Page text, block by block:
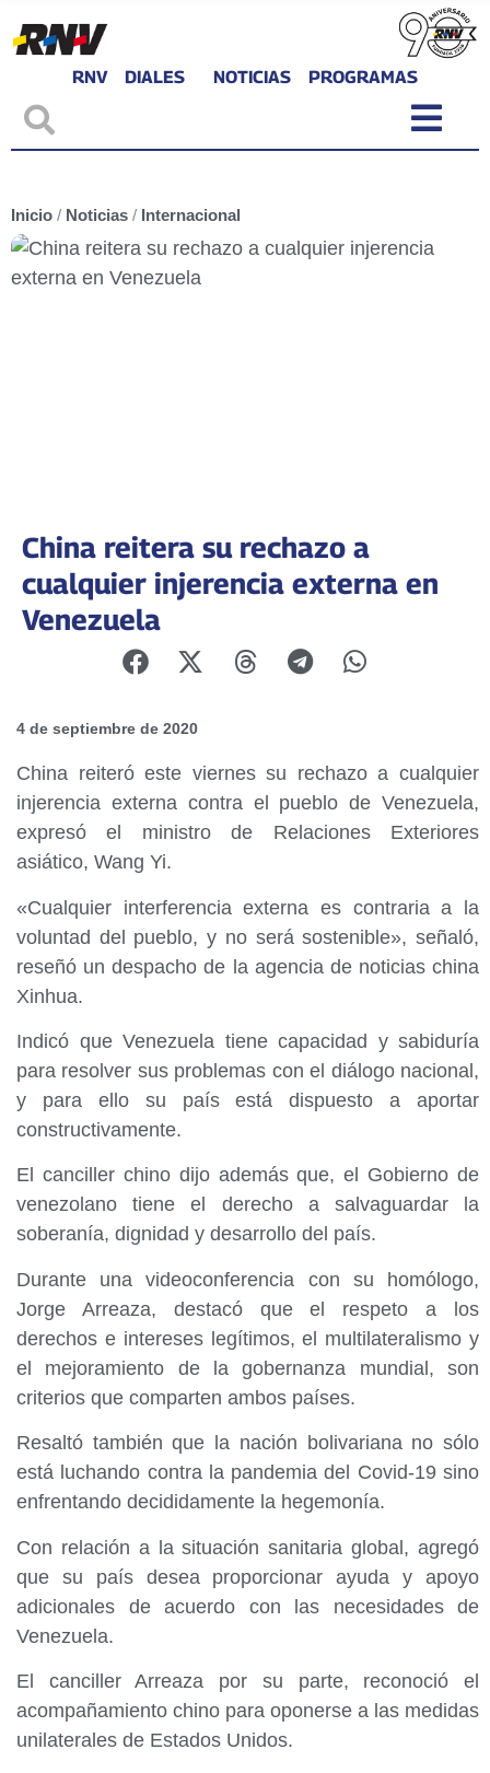
RNV DIALES NOTICIAS PROGRAMAS
Inicio / Noticias / Internacional
China reitera su rechazo a
cualquier injerencia externa en
Venezuela
4 de septiembre de 2020
China reiteró este viernes su rechazo a cualquier
injerencia externa contra el pueblo de Venezuela,
expresó el ministro de Relaciones Exteriores
asiático, Wang Yi.
«Cualquier interferencia externa es contraria a la
voluntad del pueblo, y no será sostenible», señaló,
reseñó un despacho de la agencia de noticias china
Xinhua.
Indicó que Venezuela tiene capacidad y sabiduría
para resolver sus problemas con el diálogo nacional,
y para ello su país está dispuesto a aportar
constructivamente.
El canciller chino dijo además que, el Gobierno de
venezolano tiene el derecho a salvaguardar la
soberanía, dignidad y desarrollo del país.
Durante una videoconferencia con su homólogo,
Jorge Arreaza, destacó que el respeto a los
derechos e intereses legítimos, el multilateralismo y
el mejoramiento de la gobernanza mundial, son
criterios que comparten ambos países.
Resaltó también que la nación bolivariana no sólo
está luchando contra la pandemia del Covid-19 sino
enfrentando decididamente la hegemonía.
Con relación a la situación sanitaria global, agregó
que su país desea proporcionar ayuda y apoyo
adicionales de acuerdo con las necesidades de
Venezuela.
El canciller Arreaza por su parte, reconoció el
acompañamiento chino para oponerse a las medidas
unilaterales de Estados Unidos.